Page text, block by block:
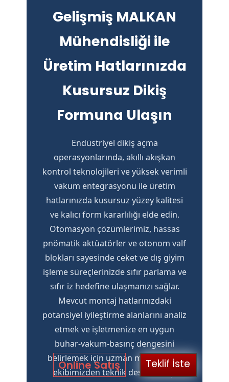
Gelişmiş MALKAN
Mühendisliği ile
Üretim Hatlarınızda
Kusursuz Dikiş
Formuna Ulaşın
Endüstriyel dikiş açma
operasyonlarında, akıllı akışkan
kontrol teknolojileri ve yüksek verimli
vakum entegrasyonu ile üretim
hatlarınızda kusursuz yüzey kalitesi
ve kalıcı form kararlılığı elde edin.
Otomasyon çözümlerimiz, hassas
pnömatik aktüatörler ve otonom valf
blokları sayesinde ceket ve dış giyim
işleme süreçlerinizde sıfır parlama ve
sıfır iz hedefine ulaşmanızı sağlar.
Mevcut montaj hatlarınızdaki
potansiyel iyileştirme alanlarını analiz
etmek ve işletmenize en uygun
buhar-vakum-basınç dengesini
belirlemek için uzman mühendislik
ekibimizden teknik destek talep
Online Satış Teklif İste